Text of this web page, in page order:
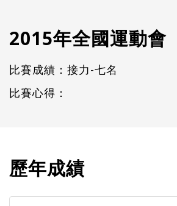
2015年全國運動會
比賽成績：接力-七名
比賽心得：
歷年成績